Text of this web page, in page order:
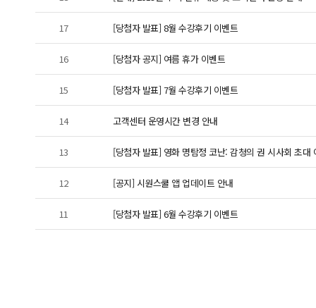
17 [당첨자 발표] 8월 수강후기 이벤트
16 [당첨자 공지] 여름 휴가 이벤트
15 [당첨자 발표] 7월 수강후기 이벤트
14 고객센터 운영시간 변경 안내
13 [당첨자 발표] 영화 명탐정 코난: 감청의 권 시사회 초대
12 [공지] 시원스쿨 앱 업데이트 안내
11 [당첨자 발표] 6월 수강후기 이벤트